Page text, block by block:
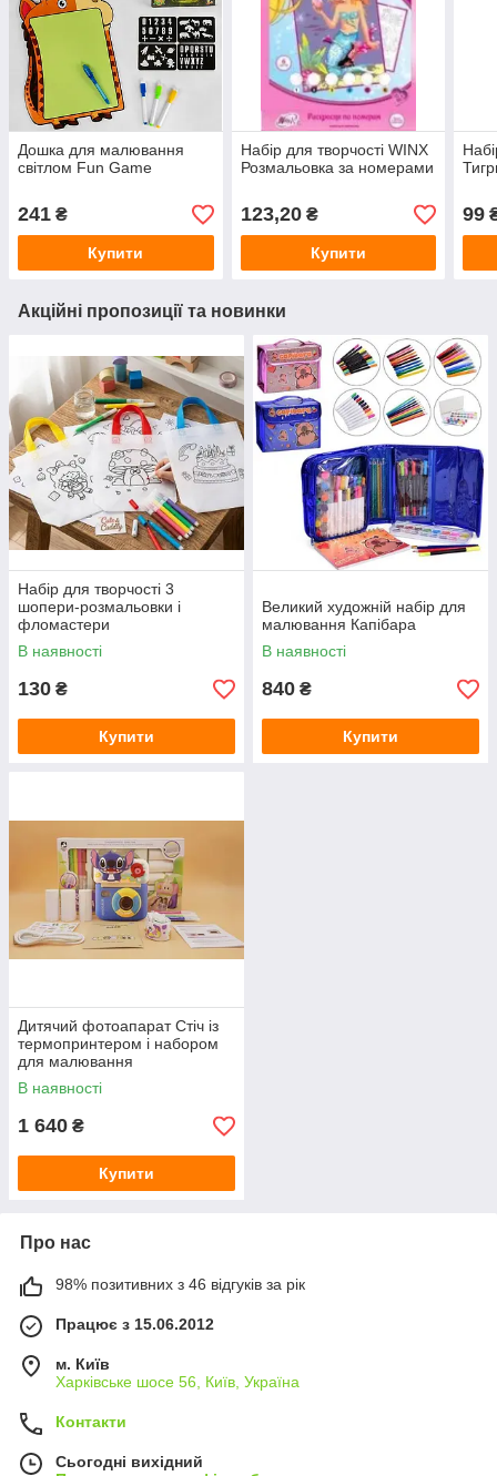
Дошка для малювання
світлом Fun Game
241 ₴
Купити
Набір для творчості WINX
Розмальовка за номерами
123,20₴
Купити
99
Акційні пропозиції та новинки
Набір для творчості 3
шопери-розмальовки і
фломастери
В наявності
130 ₴
Купити
Великий художній набір для
малювання Капібара
В наявності
840 ₴
Купити
Дитячий фотоапарат Стіч із
термопринтером і набором
для малювання
В наявності
1 640 ₴
Купити
Про нас
98% позитивних з 46 відгуків за рік
Працює з 15.06.2012
м. Київ
Харківське шосе 56, Київ, Україна
Контакти
Сьогодні вихідний